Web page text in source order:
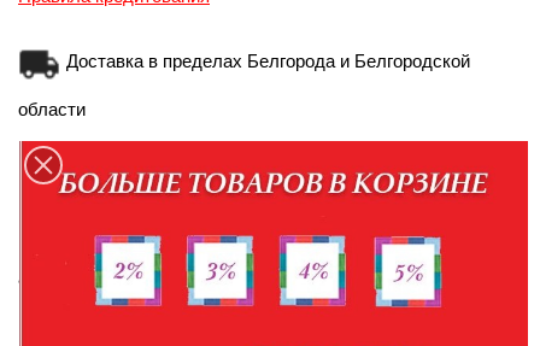
Доставка в пределах Белгорода и Белгородской
области
Доставка по России транспортной компанией
Персональные данные при оформлении заказа
администрация использует для связи и идентификации